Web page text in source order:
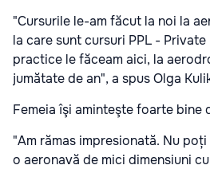
"Cursurile le-am făcut la noi la
la care sunt cursuri PPL -
practice le făceam aici, la
jumătate de an", a spus Olga
Femeia îşi aminteşte foarte bine
"Am rămas impresionată. Nu
o aeronavă de mici dimensiuni